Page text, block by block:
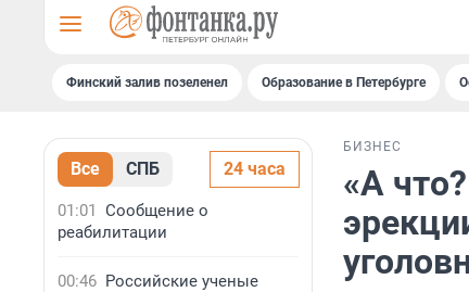
Финский залив позеленел Образование в Петербурге
Все СПБ 24 часа
01:01 Сообщение о
реабилитации
00:46 Российские ученые
БИЗНЕС
«А